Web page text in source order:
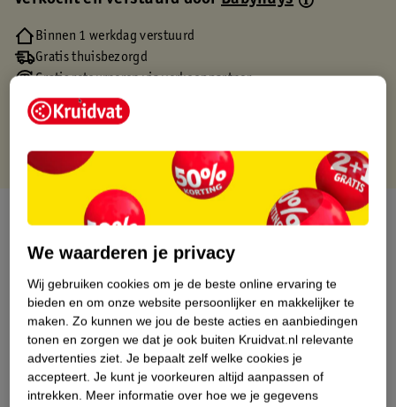
Binnen 1 werkdag verstuurd
Gratis thuisbezorgd
Gratis retourneren via verkooppartner.
Gratis punten met je Kruidvat kaart
Over dit product
Productinformatie
Nature Impact Score
Dit product heeft (nog) geen Nature
Impact Score.
Meer informatie
We waarderen je privacy
Wij gebruiken cookies om je de beste online ervaring te
bieden en om onze website persoonlijker en makkelijker te
maken. Zo kunnen we jou de beste acties en aanbiedingen
tonen en zorgen we dat je ook buiten Kruidvat.nl relevante
advertenties ziet. Je bepaalt zelf welke cookies je
accepteert. Je kunt je voorkeuren altijd aanpassen of
intrekken. Meer informatie over hoe we je gegevens